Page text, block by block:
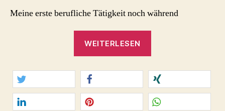
Meine erste berufliche Tätigkeit noch während
WEITERLESEN
anderes
tun?
Über
twittern teilen teilen